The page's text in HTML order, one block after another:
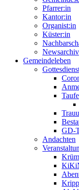
Pfarrer:in
Kantor:in
Organist:in
Küster:in
Newsarchiv
Gemeindeleben
Taufe
GD-
Andachten